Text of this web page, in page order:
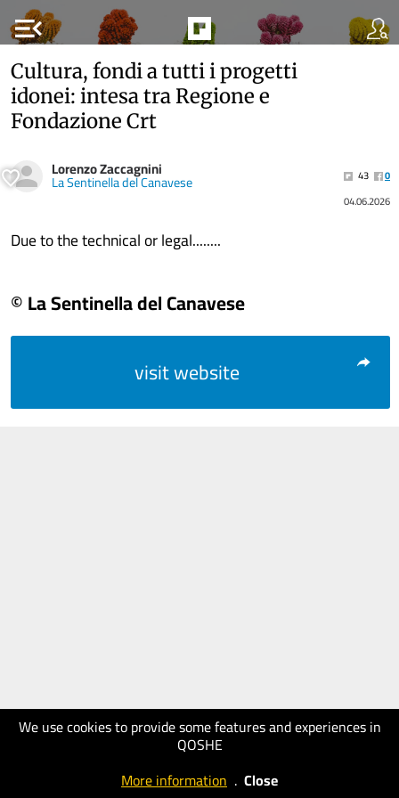
menu_open
We use cookies to provide some features and experiences in
QOSHE
More information . Close
Cultura, fondi a tutti i progetti
idonei: intesa tra Regione e
Fondazione Crt
Lorenzo Zaccagnini
La Sentinella del Canavese 43
0
04.06.2026
Due to the technical or legal........
© La Sentinella del Canavese
visit website